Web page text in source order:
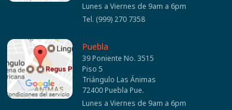
Lunes a Viernes de 9am a 6pm
Tel. (999) 270 7358
Puebla
39 Poniente No. 3515
Piso 5
Triángulo Las Ánimas
72400 Puebla Pue.
Lunes a Viernes de 9am a 6pm